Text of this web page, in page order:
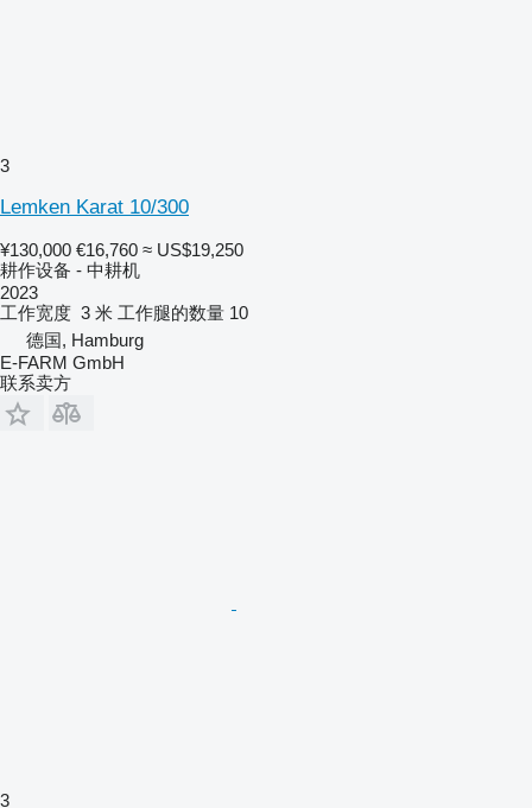
3
Lemken Karat 10/300
¥130,000 €16,760 ≈ US$19,250
耕作设备 - 中耕机
2023
工作宽度 3 米 工作腿的数量 10
德国, Hamburg
E-FARM GmbH
联系卖方
3